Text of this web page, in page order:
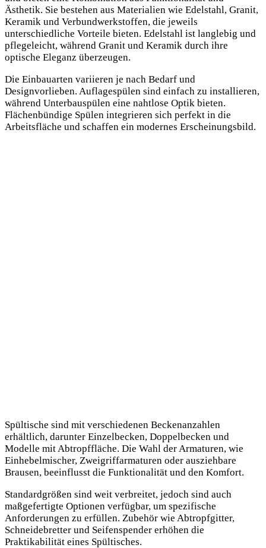
Ästhetik. Sie bestehen aus Materialien wie Edelstahl, Granit,
Keramik und Verbundwerkstoffen, die jeweils
unterschiedliche Vorteile bieten. Edelstahl ist langlebig und
pflegeleicht, während Granit und Keramik durch ihre
optische Eleganz überzeugen.
Die Einbauarten variieren je nach Bedarf und
Designvorlieben. Auflagespülen sind einfach zu installieren,
während Unterbauspülen eine nahtlose Optik bieten.
Flächenbündige Spülen integrieren sich perfekt in die
Arbeitsfläche und schaffen ein modernes Erscheinungsbild.
Spültische sind mit verschiedenen Beckenanzahlen
erhältlich, darunter Einzelbecken, Doppelbecken und
Modelle mit Abtropffläche. Die Wahl der Armaturen, wie
Einhebelmischer, Zweigriffarmaturen oder ausziehbare
Brausen, beeinflusst die Funktionalität und den Komfort.
Standardgrößen sind weit verbreitet, jedoch sind auch
maßgefertigte Optionen verfügbar, um spezifische
Anforderungen zu erfüllen. Zubehör wie Abtropfgitter,
Schneidebretter und Seifenspender erhöhen die
Praktikabilität eines Spültisches.